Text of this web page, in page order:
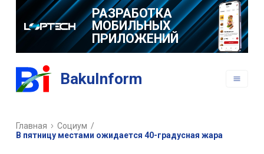
РАЗРАБОТКА
МОБИЛЬНЫХ
ПРИЛОЖЕНИЙ
BakuInform
Главная Социум /
В пятницу местами ожидается 40-градусная жара